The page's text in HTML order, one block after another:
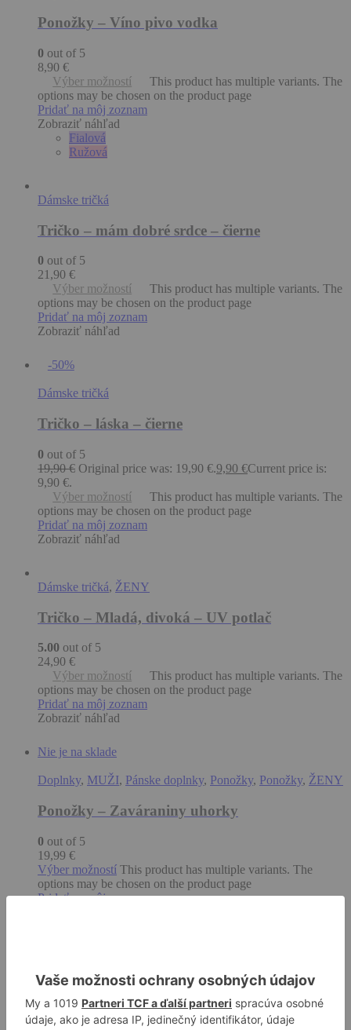
Ponožky – Víno pivo vodka
0 out of 5
8,90 €
Výber možností
This product has multiple variants. The
options may be chosen on the product page
Pridať na môj zoznam
Zobraziť náhľad
Fialová
Ružová
Dámske tričká
Tričko – mám dobré srdce – čierne
0 out of 5
21,90 €
Výber možností
This product has multiple variants. The
options may be chosen on the product page
Pridať na môj zoznam
Zobraziť náhľad
-50%
Dámske tričká
Tričko – láska – čierne
0 out of 5
19,90€ Original price was: 19,90 €.9,90 €Current price is:
9,90 €.
Výber možností
This product has multiple variants. The
options may be chosen on the product page
Pridať na môj zoznam
Zobraziť náhľad
Dámske tričká, ŽENY
Tričko – Mladá, divoká – UV potlač
5.00 out of 5
24,90 €
Výber možností
This product has multiple variants. The
options may be chosen on the product page
Pridať na môj zoznam
Zobraziť náhľad
Nie je na sklade
Doplnky, MUŽI, Pánske doplnky, Ponožky, Ponožky, ŽENY
Ponožky – Zaváraniny uhorky
0 out of 5
19,99 €
Výber možností This product has multiple variants. The
options may be chosen on the product page
Pridať na môj zoznam
KOZMETIKA Parfumy
Parfum – Sladká vzorka 2ml